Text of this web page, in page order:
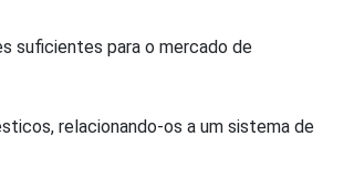
suficientes para o mercado de
relacionando-os a um sistema de